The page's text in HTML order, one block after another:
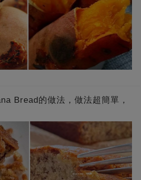
Bread的做法，做法超簡單，